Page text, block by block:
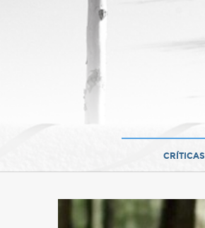
CRÍTICAS